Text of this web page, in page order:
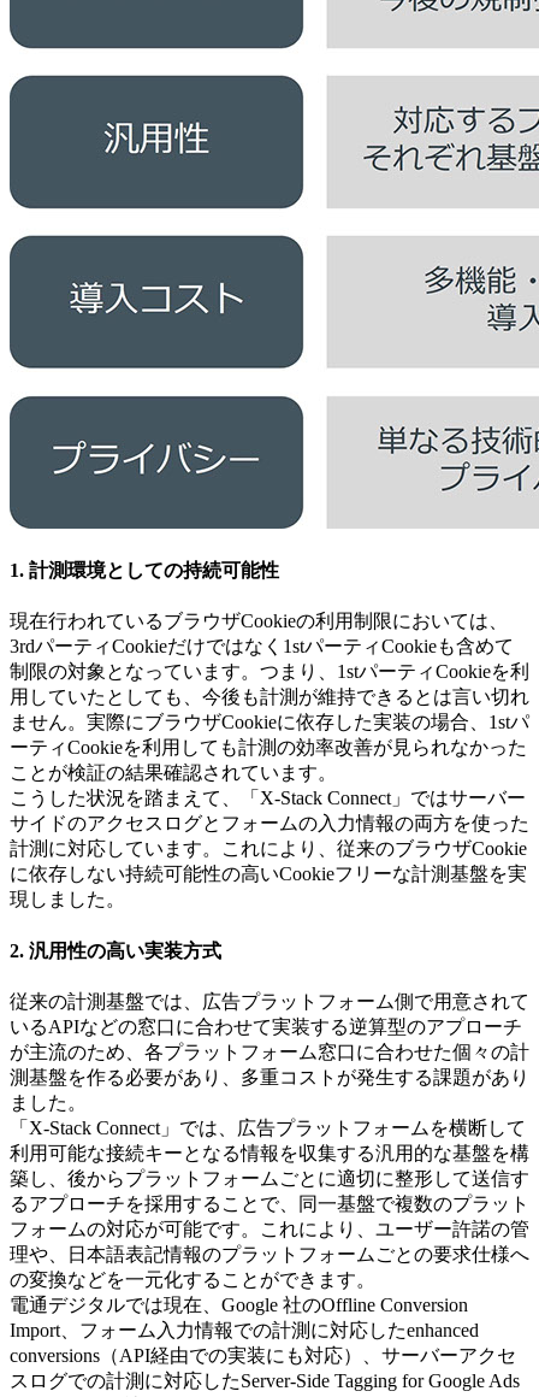
1. 計測環境としての持続可能性
現在行われているブラウザCookieの利用制限においては、
3rdパーティCookieだけではなく1stパーティCookieも含めて
制限の対象となっています。つまり、1stパーティCookieを利
用していたとしても、今後も計測が維持できるとは言い切れ
ません。実際にブラウザCookieに依存した実装の場合、1stパ
ーティCookieを利用しても計測の効率改善が見られなかった
ことが検証の結果確認されています。
こうした状況を踏まえて、「X-Stack Connect」ではサーバー
サイドのアクセスログとフォームの入力情報の両方を使った
計測に対応しています。これにより、従来のブラウザCookie
に依存しない持続可能性の高いCookieフリーな計測基盤を実
現しました。
2. 汎用性の高い実装方式
従来の計測基盤では、広告プラットフォーム側で用意されて
いるAPIなどの窓口に合わせて実装する逆算型のアプローチ
が主流のため、各プラットフォーム窓口に合わせた個々の計
測基盤を作る必要があり、多重コストが発生する課題があり
ました。
「X-Stack Connect」では、広告プラットフォームを横断して
利用可能な接続キーとなる情報を収集する汎用的な基盤を構
築し、後からプラットフォームごとに適切に整形して送信す
るアプローチを採用することで、同一基盤で複数のプラット
フォームの対応が可能です。これにより、ユーザー許諾の管
理や、日本語表記情報のプラットフォームごとの要求仕様へ
の変換などを一元化することができます。
電通デジタルでは現在、Google 社のOffline Conversion
Import、フォーム入力情報での計測に対応したenhanced
conversions（API経由での実装にも対応）、サーバーアクセ
スログでの計測に対応したServer-Side Tagging for Google Ads